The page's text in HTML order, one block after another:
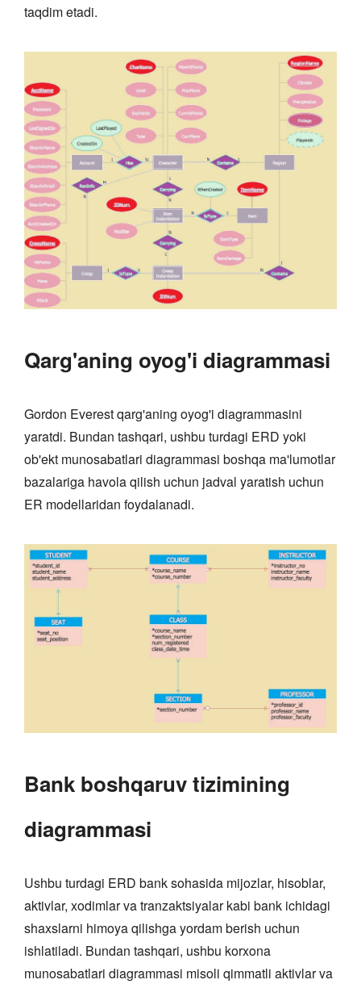
taqdim etadi.
Qarg'aning oyog'i diagrammasi
Gordon Everest qarg'aning oyog'i diagrammasini
yaratdi. Bundan tashqari, ushbu turdagi ERD yoki
ob'ekt munosabatlari diagrammasi boshqa ma'lumotlar
bazalariga havola qilish uchun jadval yaratish uchun
ER modellaridan foydalanadi.
Bank boshqaruv tizimining
diagrammasi
Ushbu turdagi ERD bank sohasida mijozlar, hisoblar,
aktivlar, xodimlar va tranzaktsiyalar kabi bank ichidagi
shaxslarni himoya qilishga yordam berish uchun
ishlatiladi. Bundan tashqari, ushbu korxona
munosabatlari diagrammasi misoli qimmatli aktivlar va